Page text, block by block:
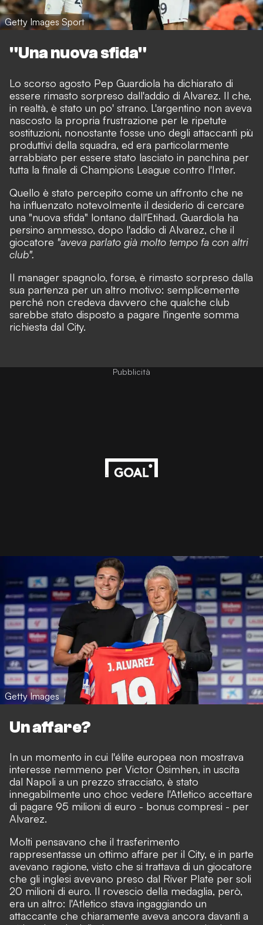
Getty Images Sport
"Una nuova sfida"
Lo scorso agosto Pep Guardiola ha dichiarato di
essere rimasto sorpreso dall'addio di Alvarez. Il che,
in realtà, è stato un po' strano. L'argentino non aveva
nascosto la propria frustrazione per le ripetute
sostituzioni, nonostante fosse uno degli attaccanti più
produttivi della squadra, ed era particolarmente
arrabbiato per essere stato lasciato in panchina per
tutta la finale di Champions League contro l'Inter.
Quello è stato percepito come un affronto che ne
ha influenzato notevolmente il desiderio di cercare
una "nuova sfida" lontano dall'Etihad. Guardiola ha
persino ammesso, dopo l'addio di Alvarez, che il
giocatore "aveva parlato già molto tempo fa con altri
club".
Il manager spagnolo, forse, è rimasto sorpreso dalla
sua partenza per un altro motivo: semplicemente
perché non credeva davvero che qualche club
sarebbe stato disposto a pagare l'ingente somma
richiesta dal City.
Pubblicità
Getty Images
Un affare?
In un momento in cui l'élite europea non mostrava
interesse nemmeno per Victor Osimhen, in uscita
dal Napoli a un prezzo stracciato, è stato
innegabilmente uno choc vedere l'Atletico accettare
di pagare 95 milioni di euro - bonus compresi - per
Alvarez.
Molti pensavano che il trasferimento
rappresentasse un ottimo affare per il City, e in parte
avevano ragione, visto che si trattava di un giocatore
che gli inglesi avevano preso dal River Plate per soli
20 milioni di euro. Il rovescio della medaglia, però,
era un altro: l'Atletico stava ingaggiando un
attaccante che chiaramente aveva ancora davanti a